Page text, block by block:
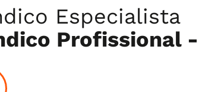
Especialista
Profissional -